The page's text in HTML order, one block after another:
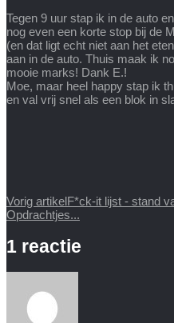
Tegen 9 uur stap ik in de auto
nog even een korte stop bij de
(en dat ligt echt niet aan het
aan in de auto. Thuis maak ik
mooie marks! Dank E.!
Moe, maar heel happy stap ik
en val vrij snel als een blok in
Vorig artikelF*ck-it lijst - stand
Opdrachtjes...
1 reactie